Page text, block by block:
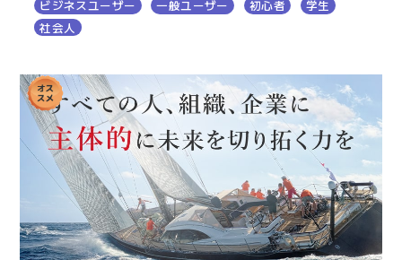
ビジネスユーザー 一般ユーザー 初心者
学生
社会人